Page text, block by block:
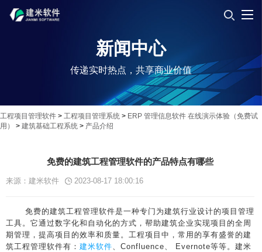
新闻中心
传递实时热点，共享商业价值
工程项目管理软件 > 工程项目管理系统 > ERP 管理信息软件 在线演示体验（免费试
用）
> 建筑基础工程系统 > 产品介绍
免费的建筑工程管理软件的产品特点有哪些
来源：建米软件 2023-08-17 18:00:16
免费的建筑工程管理软件是一种专门为建筑行业设计的项目管理
工具。它通过数字化和自动化的方式，帮助建筑企业实现项目的全周
期管理，提高项目的效率和质量。工程项目中，常用的享有盛誉的建
筑工程管理软件有： 建米软件、Confluence、 Evernote等等。建米